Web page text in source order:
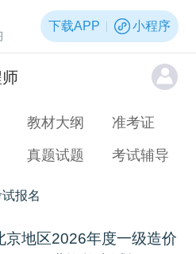
下载APP 小程序
教材大纲 准考证
真题试题 考试辅导
报名
京地区2026年度一级造价